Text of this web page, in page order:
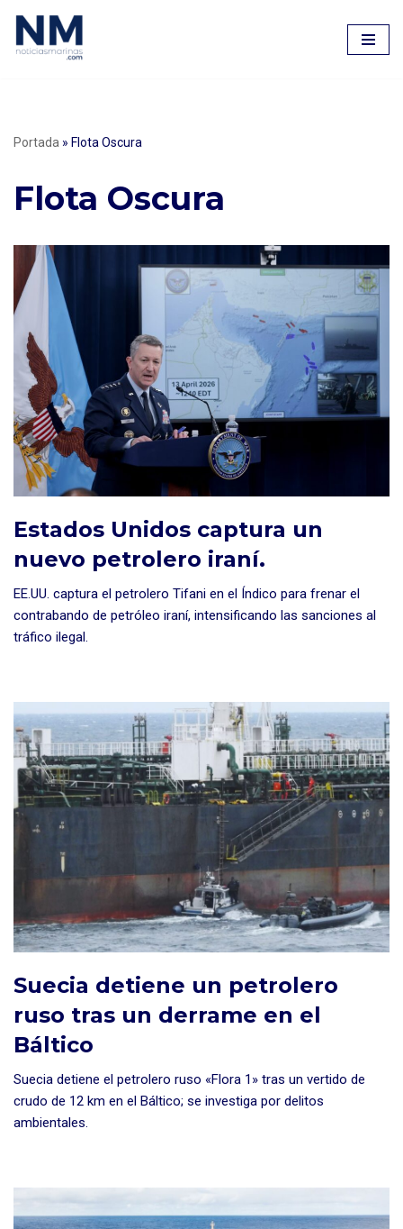
Saltar
Portada » Flota Oscura
Flota Oscura
Estados Unidos captura un
nuevo petrolero iraní.
EE.UU. captura el petrolero Tifani en el Índico para frenar el
contrabando de petróleo iraní, intensificando las sanciones al
tráfico ilegal.
Suecia detiene un petrolero
ruso tras un derrame en el
Báltico
Suecia detiene el petrolero ruso «Flora 1» tras un vertido de
crudo de 12 km en el Báltico; se investiga por delitos
ambientales.